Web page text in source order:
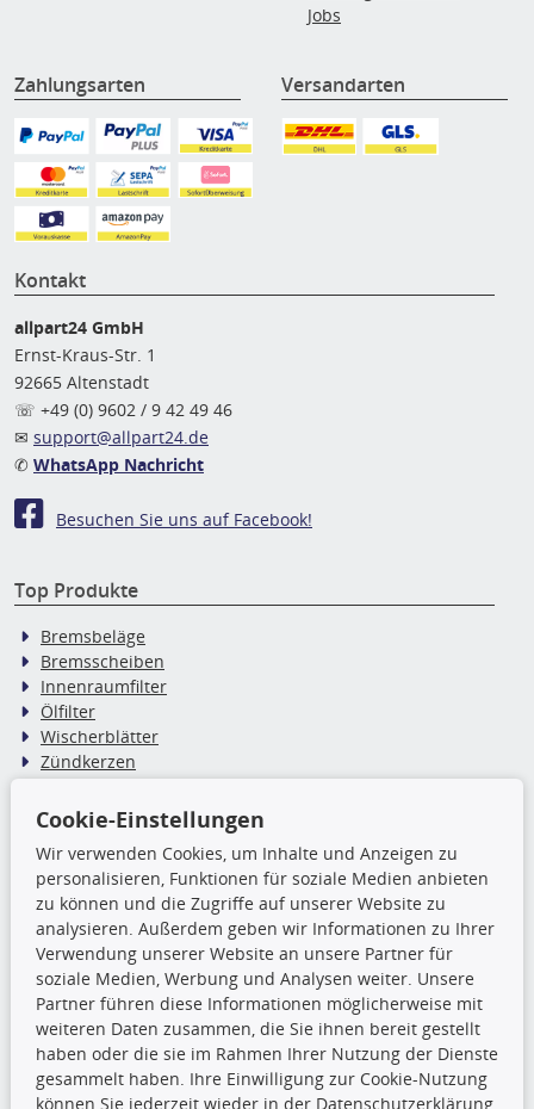
Jobs
Zahlungsarten Versandarten
Kontakt
allpart24 GmbH
Ernst-Kraus-Str. 1
92665 Altenstadt
☏ +49 (0) 9602 / 9 42 49 46
✉ support@allpart24.de
✆ WhatsApp Nachricht
Besuchen Sie uns auf Facebook!
Top Produkte
Bremsbeläge
Bremsscheiben
Innenraumfilter
Ölfilter
Wischerblätter
Zündkerzen
TecDoc Inside
Die hier angezeigten Daten,
insbesondere die gesamte Datenbank,
dürfen nicht kopiert werden. Es ist zu
unterlassen, die Daten oder die gesamte Datenbank ohne
vorherige Zustimmung TecDocs zu vervielfältigen, zu
verbreiten und/oder diese Handlungen durch Dritte ausführen
zu lassen. Ein Zuwiderhandeln stellt eine
Urheberrechtsverletzung dar und wird verfolgt.
Cookie-Einstellungen
Wir verwenden Cookies, um Inhalte und Anzeigen zu
personalisieren, Funktionen für soziale Medien anbieten
zu können und die Zugriffe auf unserer Website zu
analysieren. Außerdem geben wir Informationen zu Ihrer
Verwendung unserer Website an unsere Partner für
soziale Medien, Werbung und Analysen weiter. Unsere
Partner führen diese Informationen möglicherweise mit
weiteren Daten zusammen, die Sie ihnen bereit gestellt
haben oder die sie im Rahmen Ihrer Nutzung der Dienste
gesammelt haben. Ihre Einwilligung zur Cookie-Nutzung
können Sie jederzeit wieder in der Datenschutzerklärung